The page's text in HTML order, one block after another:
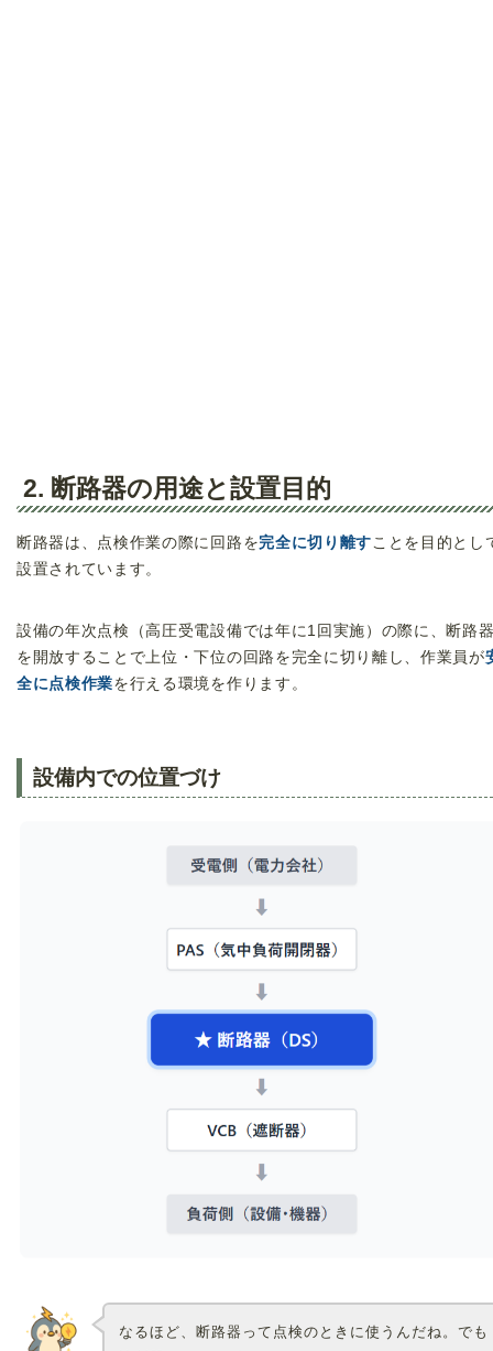
2. 断路器の用途と設置目的
断路器は、点検作業の際に回路を完全に切り離すことを目的とし
設置されています。
設備の年次点検（高圧受電設備では年に1回実施）の際に、断路
を開放することで上位・下位の回路を完全に切り離し、作業員が
全に点検作業を行える環境を作ります。
設備内での位置づけ
なるほど、断路器って点検のときに使うんだね。でも